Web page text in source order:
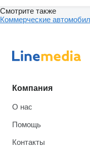
Смотрите также
Коммерческие
Компания
О нас
Помощь
Контакты